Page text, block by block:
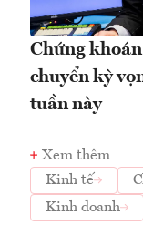
Chứng
chuyển kỳ
tuần này
Xem thêm
Kinh tế
Kinh doanh